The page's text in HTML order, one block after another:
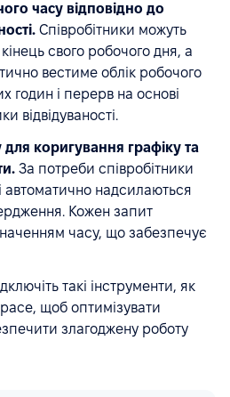
часу відповідно до
Співробітники можуть
свого робочого дня, а
вестиме облік робочого
годин і перерв на основі
відвідуваності.
коригування графіку та
За потреби співробітники
автоматично надсилаються
Кожен запит
часу, що забезпечує
такі інструменти, як
щоб оптимізувати
злагоджену роботу